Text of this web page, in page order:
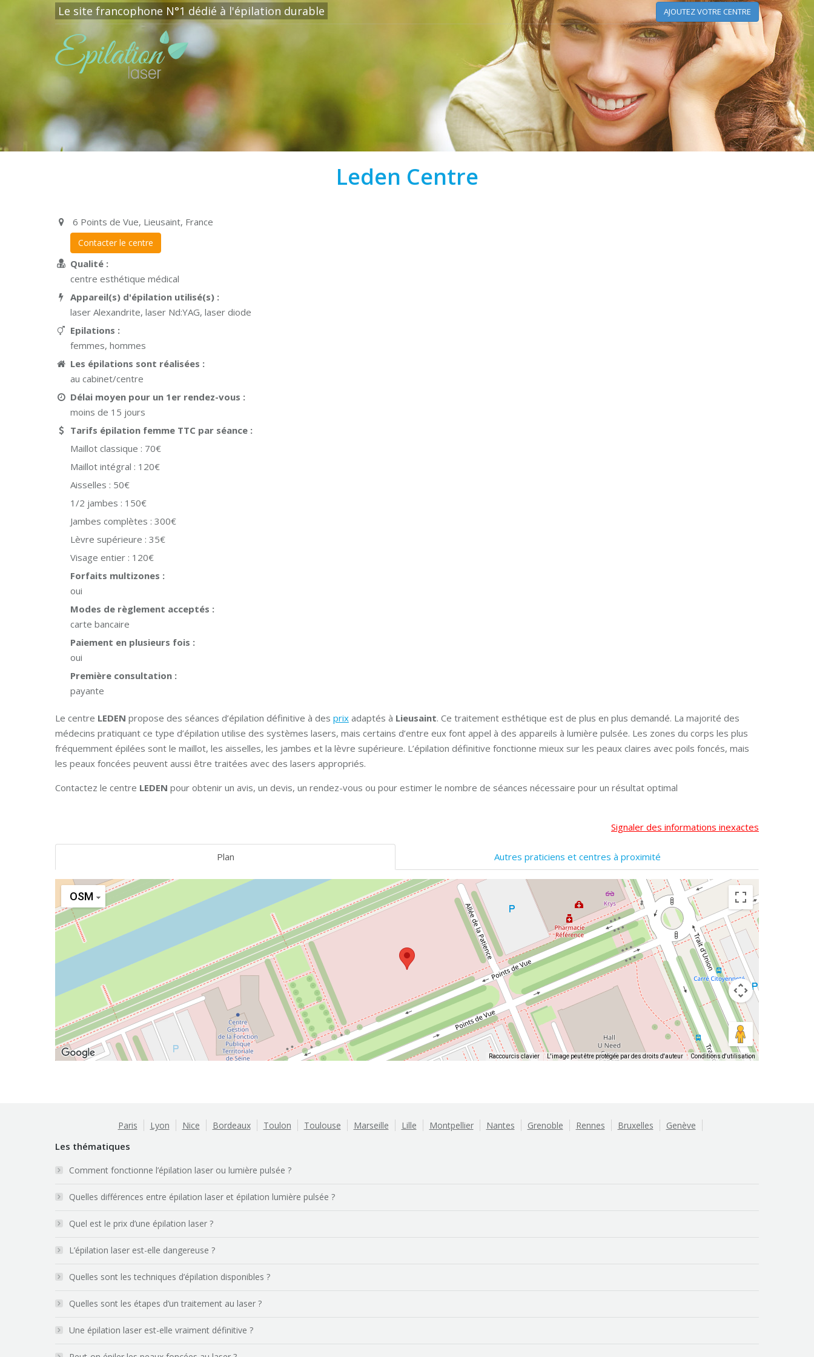
Le site francophone N°1 dédié à l'épilation durable AJOUTEZ VOTRE CENTRE
Leden Centre
6 Points de Vue, Lieusaint, France
Contacter le centre
Qualité :
centre esthétique médical
Appareil(s) d'épilation utilisé(s) :
laser Alexandrite, laser Nd:YAG, laser diode
Epilations :
femmes, hommes
Les épilations sont réalisées :
au cabinet/centre
Délai moyen pour un 1er rendez-vous :
moins de 15 jours
Tarifs épilation femme TTC par séance :
Maillot classique : 70€
Maillot intégral : 120€
Aisselles : 50€
1/2 jambes : 150€
Jambes complètes : 300€
Lèvre supérieure : 35€
Visage entier : 120€
Forfaits multizones :
oui
Modes de règlement acceptés :
carte bancaire
Paiement en plusieurs fois :
oui
Première consultation :
payante
Le centre LEDEN propose des séances d’épilation définitive à des prix adaptés à Lieusaint. Ce traitement esthétique est de plus en plus demandé. La majorité des
médecins pratiquant ce type d’épilation utilise des systèmes lasers, mais certains d’entre eux font appel à des appareils à lumière pulsée. Les zones du corps les plus
fréquemment épilées sont le maillot, les aisselles, les jambes et la lèvre supérieure. L’épilation définitive fonctionne mieux sur les peaux claires avec poils foncés, mais
les peaux foncées peuvent aussi être traitées avec des lasers appropriés.
Contactez le centre LEDEN pour obtenir un avis, un devis, un rendez-vous ou pour estimer le nombre de séances nécessaire pour un résultat optimal
Signaler des informations inexactes
Plan Autres praticiens et centres à proximité
OSM
Raccourcis clavier L'image peut être protégée par des droits d'auteur Conditions d'utilisation
Paris Lyon Nice Bordeaux Toulon Toulouse Marseille Lille Montpellier Nantes Grenoble Rennes Bruxelles Genève
Les thématiques
Comment fonctionne l’épilation laser ou lumière pulsée ?
Quelles différences entre épilation laser et épilation lumière pulsée ?
Quel est le prix d’une épilation laser ?
L’épilation laser est-elle dangereuse ?
Quelles sont les techniques d’épilation disponibles ?
Quelles sont les étapes d’un traitement au laser ?
Une épilation laser est-elle vraiment définitive ?